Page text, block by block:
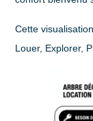
Cette
Louer, Explorer,